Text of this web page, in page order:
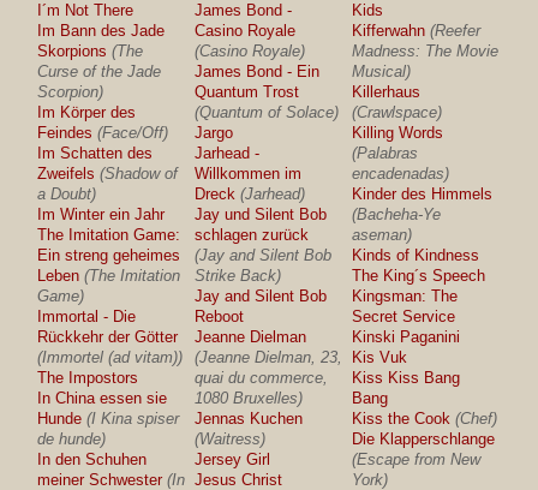
I´m Not There
Im Bann des Jade
Skorpions (The
Curse of the Jade
Scorpion)
Im Körper des
Feindes (Face/Off)
Im Schatten des
Zweifels (Shadow of
a Doubt)
Im Winter ein Jahr
The Imitation Game:
Ein streng geheimes
Leben (The Imitation
Game)
Immortal - Die
Rückkehr der Götter
(Immortel (ad vitam))
The Impostors
In China essen sie
Hunde (I Kina spiser
de hunde)
In den Schuhen
meiner Schwester (In
James Bond -
Casino Royale
(Casino Royale)
James Bond - Ein
Quantum Trost
(Quantum of Solace)
Jargo
Jarhead -
Willkommen im
Dreck (Jarhead)
Jay und Silent Bob
schlagen zurück
(Jay and Silent Bob
Strike Back)
Jay and Silent Bob
Reboot
Jeanne Dielman
(Jeanne Dielman, 23,
quai du commerce,
1080 Bruxelles)
Jennas Kuchen
(Waitress)
Jersey Girl
Jesus Christ
Kids
Kifferwahn (Reefer
Madness: The Movie
Musical)
Killerhaus
(Crawlspace)
Killing Words
(Palabras
encadenadas)
Kinder des Himmels
(Bacheha-Ye
aseman)
Kinds of Kindness
The King´s Speech
Kingsman: The
Secret Service
Kinski Paganini
Kis Vuk
Kiss Kiss Bang
Bang
Kiss the Cook (Chef)
Die Klapperschlange
(Escape from New
York)